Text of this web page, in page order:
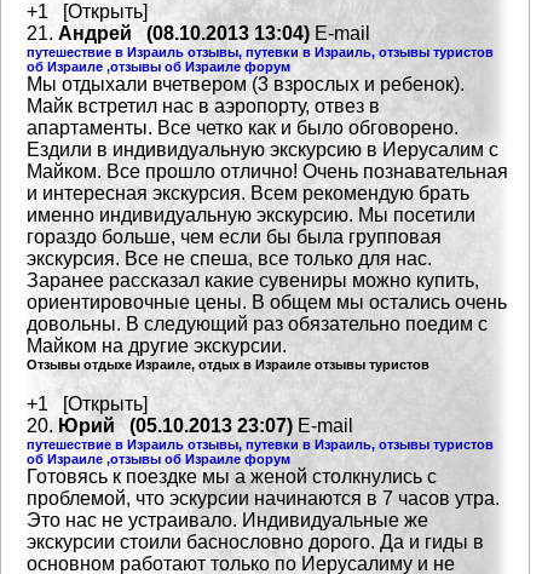
+1 [Открыть]
21. Андрей (08.10.2013 13:04) E-mail
путешествие в Израиль отзывы, путевки в Израиль, отзывы туристов
об Израиле ,отзывы об Израиле форум
Мы отдыхали вчетвером (3 взрослых и ребенок).
Майк встретил нас в аэропорту, отвез в
апартаменты. Все четко как и было обговорено.
Ездили в индивидуальную экскурсию в Иерусалим с
Майком. Все прошло отлично! Очень познавательная
и интересная экскурсия. Всем рекомендую брать
именно индивидуальную экскурсию. Мы посетили
гораздо больше, чем если бы была групповая
экскурсия. Все не спеша, все только для нас.
Заранее рассказал какие сувениры можно купить,
ориентировочные цены. В общем мы остались очень
довольны. В следующий раз обязательно поедим с
Майком на другие экскурсии.
Отзывы отдыхе Израиле, отдых в Израиле отзывы туристов
+1 [Открыть]
20. Юрий (05.10.2013 23:07) E-mail
путешествие в Израиль отзывы, путевки в Израиль, отзывы туристов
об Израиле ,отзывы об Израиле форум
Готовясь к поездке мы а женой столкнулись с
проблемой, что эскурсии начинаются в 7 часов утра.
Это нас не устраивало. Индивидуальные же
экскурсии стоили баснословно дорого. Да и гиды в
основном работают только по Иерусалиму и не